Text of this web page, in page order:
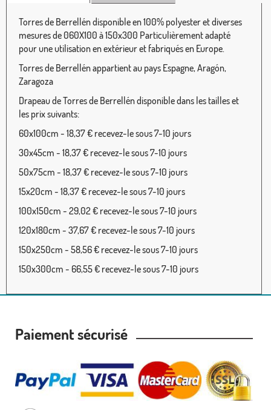
Torres de Berrellén disponible en 100% polyester et diverses
mesures de 060X100 à 150x300 Particulièrement adapté
pour une utilisation en extérieur et fabriqués en Europe.
Torres de Berrellén appartient au pays Espagne, Aragón,
Zaragoza
Drapeau de Torres de Berrellén disponible dans les tailles et
les prix suivants:
60x100cm - 18,37 € recevez-le sous 7-10 jours
30x45cm - 18,37 € recevez-le sous 7-10 jours
50x75cm - 18,37 € recevez-le sous 7-10 jours
15x20cm - 18,37 € recevez-le sous 7-10 jours
100x150cm - 29,02 € recevez-le sous 7-10 jours
120x180cm - 37,67 € recevez-le sous 7-10 jours
150x250cm - 58,56 € recevez-le sous 7-10 jours
150x300cm - 66,55 € recevez-le sous 7-10 jours
Paiement sécurisé